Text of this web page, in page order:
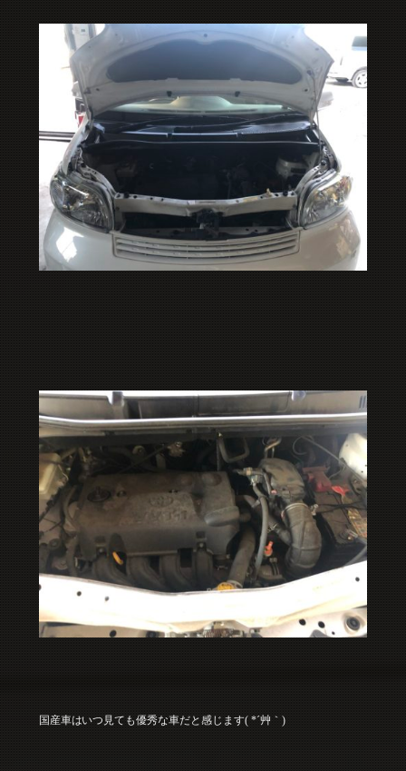
国産車はいつ見ても優秀な車だと感じます( *´艸｀)